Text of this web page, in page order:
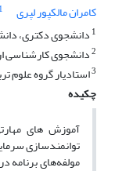
کامران مالکپور لپری
1
1 دانشجوی دکتری،
2دانشجوی کارشناسی
3استادیار گروه علوم
چکیده
آموزش های
توانمندسازی
مولفه‌های برنامه